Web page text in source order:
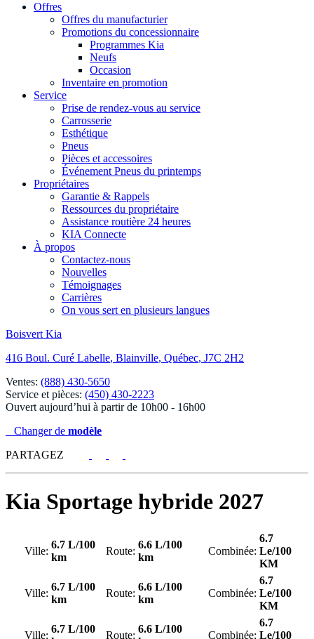
Offres
Offres du manufacturier
Promotions du concessionnaire
Programmes Kia
Neufs
Occasion
Inventaire en promotion
Service
Prise de rendez-vous au service
Carrosserie
Esthétique
Pneus
Pièces et accessoires
Événement Pneus du printemps
Propriétaires
Garantie & Rappels
Ressources du propriétaire
Assistance routière 24 heures
KIA Connecte
À propos
Contactez-nous
Nouvelles
Témoignages
Carrières
On vous sert en plusieurs langues
Boisvert Kia
416 Boul. Curé Labelle, Blainville, Québec, J7C 2H2
Ventes: (888) 430-5650
Service et pièces: (450) 430-2223
Ouvert aujourd’hui à partir de 10h00 - 16h00
Changer de modèle
PARTAGEZ
Kia Sportage hybride 2027
Ville:
6.7 L/100
km
Route:
6.6 L/100
km
Combinée:
6.7
Le/100
KM
Ville:
6.7 L/100
km
Route:
6.6 L/100
km
Combinée:
6.7
Le/100
KM
Ville:
6.7 L/100
Route:
6.6 L/100
Combinée:
6.7
Le/100